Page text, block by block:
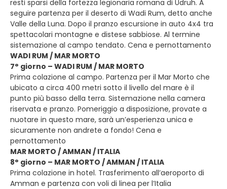
resti sparsi della fortezza legionaria romana di Udruh. A
seguire partenza per il deserto di Wadi Rum, detto anche
Valle della Luna. Dopo il pranzo escursione in auto 4x4 tra
spettacolari montagne e distese sabbiose. Al termine
sistemazione al campo tendato. Cena e pernottamento
WADI RUM / MAR MORTO
7° giorno – WADI RUM / MAR MORTO
Prima colazione al campo. Partenza per il Mar Morto che
ubicato a circa 400 metri sotto il livello del mare è il
punto più basso della terra. Sistemazione nella camera
riservata e pranzo. Pomeriggio a disposizione, provate a
nuotare in questo mare, sarà un’esperienza unica e
sicuramente non andrete a fondo! Cena e
pernottamento
MAR MORTO / AMMAN / ITALIA
8° giorno – MAR MORTO / AMMAN / ITALIA
Prima colazione in hotel. Trasferimento all’aeroporto di
Amman e partenza con voli di linea per l’Italia